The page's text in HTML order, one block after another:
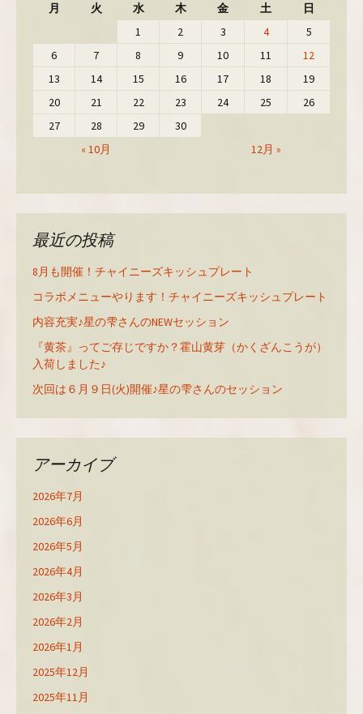
月 火 水 木 金 土 日
« 10月 12月 »
1 2 3 4
5
6
7 8 9 10 11
12
13
14 15 16 17 18
19
20
21 22 23 24 25
26
27
28 29 30
最近の投稿
8月も開催！チャイニーズキッシュプレート
コラボメニューやります！チャイニーズキッシュプレート
内容充実♪星の雫さんのNEWセッション
『黄茶』ってご存じですか？霍山黄芽（かくざんこうが）
入荷しました♪
次回は６月９日(火)開催♪星の雫さんのセッション
アーカイブ
2026年7月
2026年6月
2026年5月
2026年4月
2026年3月
2026年2月
2026年1月
2025年12月
2025年11月